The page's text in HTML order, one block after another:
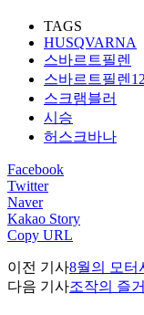
TAGS
HUSQVARNA
스바르트필렌
스바르트필렌
스크램블러
시승
허스크바나
Facebook
Twitter
Naver
Kakao Story
Copy URL
이전 기사8월의 모터
다음 기사조작의 즐